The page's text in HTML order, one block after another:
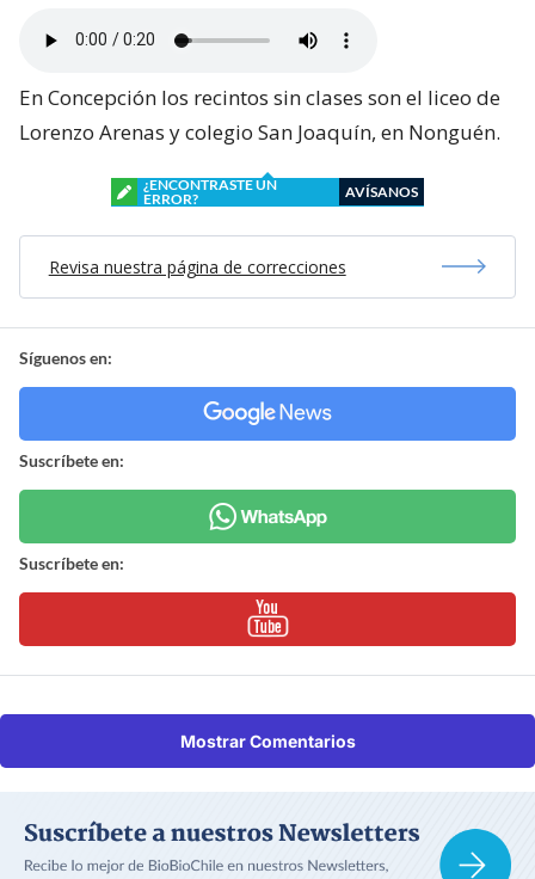
En Concepción los recintos sin clases son el liceo de
Lorenzo Arenas y colegio San Joaquín, en Nonguén.
¿ENCONTRASTE UN
ERROR?
AVÍSANOS
Revisa nuestra página de correcciones
Síguenos en:
Suscríbete en:
Suscríbete en:
Mostrar Comentarios